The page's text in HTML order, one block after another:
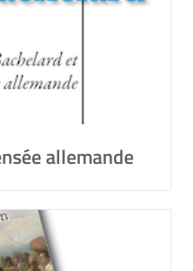
allemande